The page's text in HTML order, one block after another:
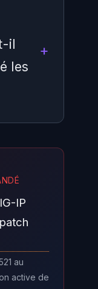
les
une
sont
il
les
a
une
scam
de
IP
au
active de